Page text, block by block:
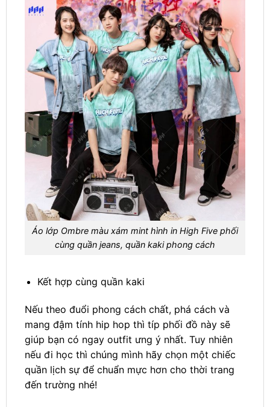
Áo lớp Ombre màu xám mint hình in High Five phối
cùng quần jeans, quần kaki phong cách
Kết hợp cùng quần kaki
Nếu theo đuổi phong cách chất, phá cách và
mang đậm tính hip hop thì típ phối đồ này sẽ
giúp bạn có ngay outfit ưng ý nhất. Tuy nhiên
nếu đi học thì chúng mình hãy chọn một chiếc
quần lịch sự để chuẩn mực hơn cho thời trang
đến trường nhé!